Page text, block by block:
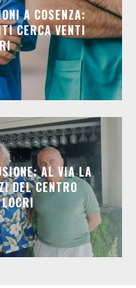
A COSENZA:
CERCA VENTI
AL VIA LA
DEL CENTRO